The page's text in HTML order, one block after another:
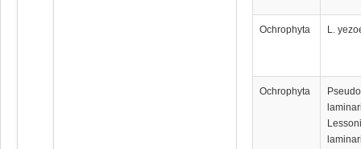
Ochrophyta L.
Ochrophyta